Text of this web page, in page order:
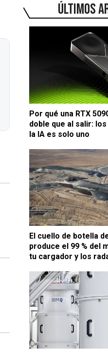
ÚLTIMOS
Por qué una RTX
doble que al salir:
la IA es solo uno
El cuello de botella
produce el 99 % del
tu cargador y los